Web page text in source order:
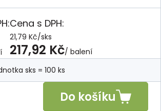
Cena s DPH:
21,79 Kč/sks
217,92 Kč/ balení
sks = 100 ks
Do košíku